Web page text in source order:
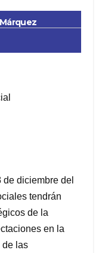
diciembre del
tendrán
de la
en la
de las